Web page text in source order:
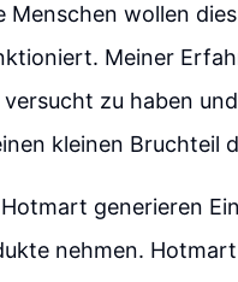
Menschen wollen
Meiner
zu haben
kleinen Bruchteil
generieren
nehmen.